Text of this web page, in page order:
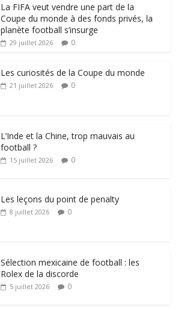
La FIFA veut vendre une part de la
Coupe du monde à des fonds privés, la
planète football s’insurge
29 juillet 2026 0
Les curiosités de la Coupe du monde
21 juillet 2026 0
L’Inde et la Chine, trop mauvais au
football ?
15 juillet 2026 0
Les leçons du point de penalty
8 juillet 2026 0
Sélection mexicaine de football : les
Rolex de la discorde
5 juillet 2026 0